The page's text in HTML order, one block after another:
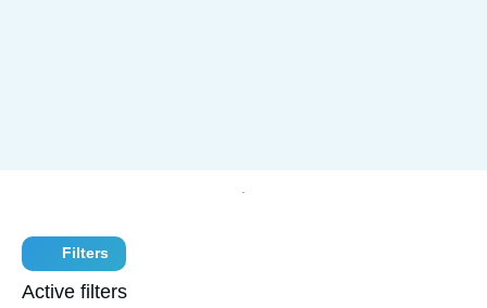
Filters
Active filters